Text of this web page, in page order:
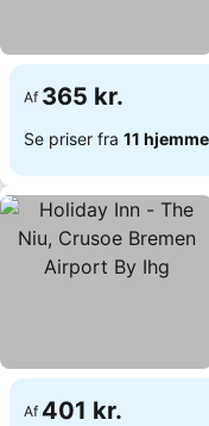
Af 365 kr.
Se priser fra 11
Af 401 kr.